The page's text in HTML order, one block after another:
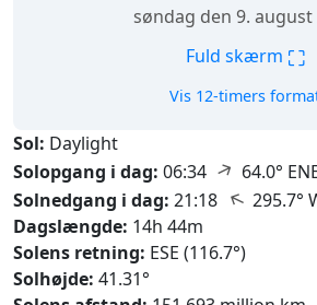
søndag den 9. august
Fuld skærm ⛶
Vis 12-timers
Sol: Daylight
Solopgang i dag: 06:34 ↑ 64.0°
Solnedgang i dag: 21:18 ↑ 295.7°
Dagslængde: 14h 44m
Solens retning: ESE (116.7°)
Solhøjde: 41.31°